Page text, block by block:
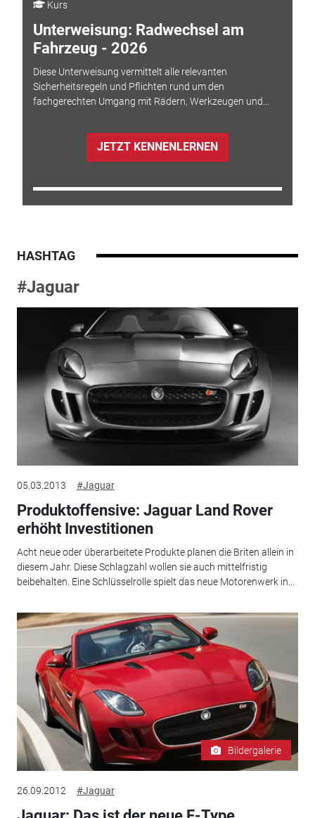
Kurs
Unterweisung: Radwechsel am
Fahrzeug - 2026
Diese Unterweisung vermittelt alle relevanten
Sicherheitsregeln und Pflichten rund um den
fachgerechten Umgang mit Rädern, Werkzeugen und...
JETZT KENNENLERNEN
HASHTAG
#Jaguar
05.03.2013 #Jaguar
Produktoffensive: Jaguar Land Rover
erhöht Investitionen
Acht neue oder überarbeitete Produkte planen die Briten allein in
diesem Jahr. Diese Schlagzahl wollen sie auch mittelfristig
beibehalten. Eine Schlüsselrolle spielt das neue Motorenwerk in...
Bildergalerie
26.09.2012 #Jaguar